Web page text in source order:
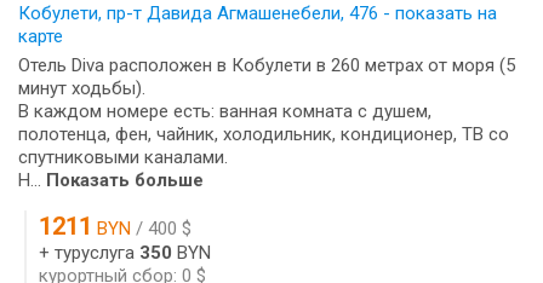
Кобулети, пр-т Давида Агмашенебели, 476 - показать на
карте
Отель Diva расположен в Кобулети в 260 метрах от моря (5
минут ходьбы).
В каждом номере есть: ванная комната с душем,
полотенца, фен, чайник, холодильник, кондиционер, ТВ со
спутниковыми каналами.
Н... Показать больше
1211 BYN / 400 $
+ туруслуга 350 BYN
курортный сбор: 0 $